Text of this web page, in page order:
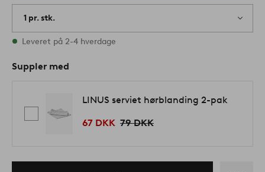
1 pr. stk.
På lager
Leveret på 2-4 hverdage
Suppler med
LINUS serviet hørblanding 2-pak
67 DKK 79 DKK